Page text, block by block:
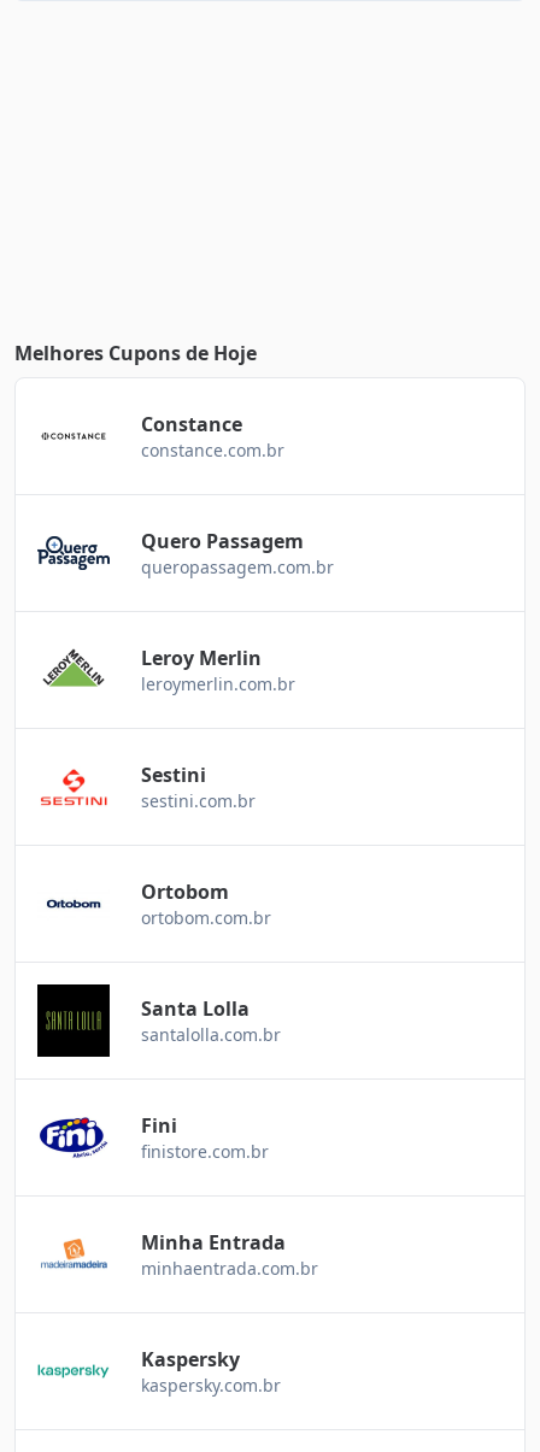
Melhores Cupons de Hoje
Constance
constance.com.br
Quero Passagem
queropassagem.com.br
Leroy Merlin
leroymerlin.com.br
Sestini
sestini.com.br
Ortobom
ortobom.com.br
Santa Lolla
santalolla.com.br
Fini
finistore.com.br
Minha Entrada
minhaentrada.com.br
Kaspersky
kaspersky.com.br